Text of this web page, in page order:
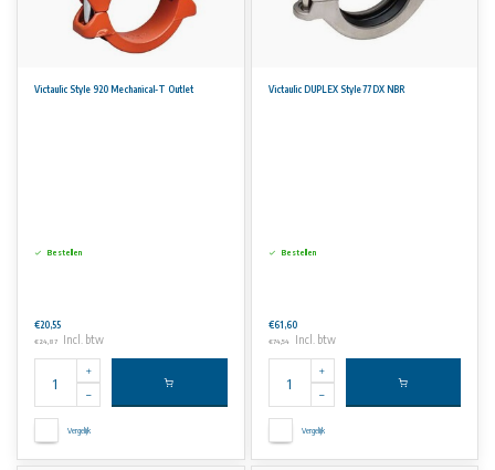
Victaulic Style 920 Mechanical-T Outlet
Bestellen
€20,55
€24,87 Incl. btw
Vergelijk
Victaulic DUPLEX Style 77DX NBR
Bestellen
€61,60
€74,54 Incl. btw
Vergelijk